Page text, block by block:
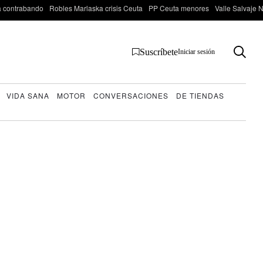
contrabando Robles Marlaska crisis Ceuta PP Ceuta menores Valle Salvaje
SuscríbeteIniciar sesión
VIDA SANA MOTOR CONVERSACIONES DE TIENDAS